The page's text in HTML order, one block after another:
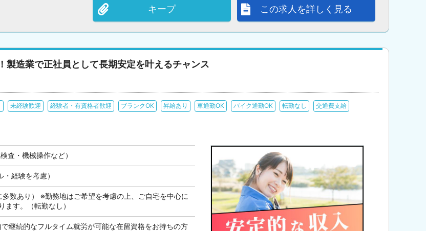
この求人を詳しく見る
キープ
造業で正社員として長期安定を叶えるチャンス
未経験歓迎 経験者・有資格者歓迎 ブランクOK 昇給あり 車通勤OK バイク通勤OK 転勤なし 交通費支給
査・機械操作など）
経験を考慮）
数あり） ※勤務地はご希望を考慮の上、ご自宅を中心に
す。（転勤なし）
継続的なフルタイム就労が可能な在留資格をお持ちの方